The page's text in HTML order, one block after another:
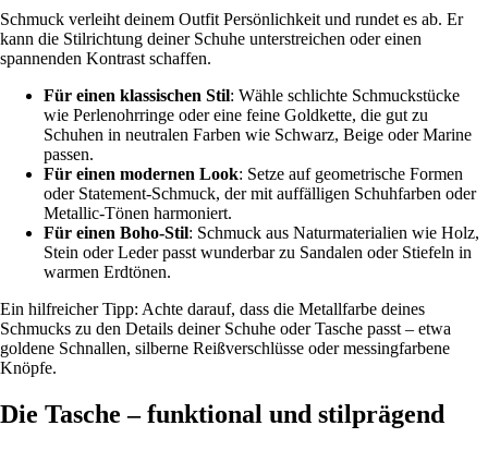
Schmuck verleiht deinem Outfit Persönlichkeit und rundet es ab. Er
kann die Stilrichtung deiner Schuhe unterstreichen oder einen
spannenden Kontrast schaffen.
Für einen klassischen Stil: Wähle schlichte Schmuckstücke
wie Perlenohrringe oder eine feine Goldkette, die gut zu
Schuhen in neutralen Farben wie Schwarz, Beige oder Marine
passen.
Für einen modernen Look: Setze auf geometrische Formen
oder Statement-Schmuck, der mit auffälligen Schuhfarben oder
Metallic-Tönen harmoniert.
Für einen Boho-Stil: Schmuck aus Naturmaterialien wie Holz,
Stein oder Leder passt wunderbar zu Sandalen oder Stiefeln in
warmen Erdtönen.
Ein hilfreicher Tipp: Achte darauf, dass die Metallfarbe deines
Schmucks zu den Details deiner Schuhe oder Tasche passt – etwa
goldene Schnallen, silberne Reißverschlüsse oder messingfarbene
Knöpfe.
Die Tasche – funktional und stilprägend